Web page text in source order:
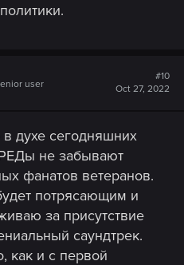
user
#10
Oct 27, 2022
духе сегодняшних
не забывают
фанатов ветеранов.
потрясающим и
за присутствие
саундтрек.
как и с первой